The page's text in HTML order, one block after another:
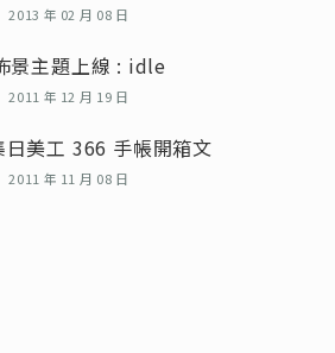
2013 年 02 月 08 日
景主題上線 : idle
2011 年 12 月 19 日
美工 366 手帳開箱文
2011 年 11 月 08 日